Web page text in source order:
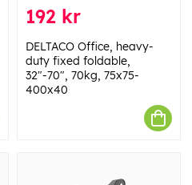
192 kr
DELTACO Office, heavy-
duty fixed foldable,
32"-70", 70kg, 75x75-
400x40